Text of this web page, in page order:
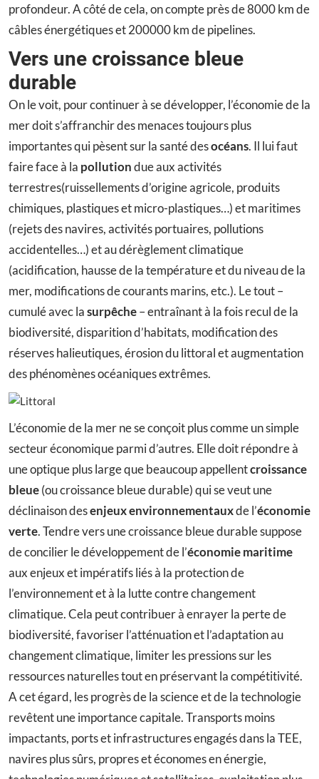
profondeur. A côté de cela, on compte près de 8000 km de
câbles énergétiques et 200000 km de pipelines.
Vers une croissance bleue
durable
On le voit, pour continuer à se développer, l’économie de la
mer doit s’affranchir des menaces toujours plus
importantes qui pèsent sur la santé desocéans. Il lui faut
faire face à la pollutiondue aux activités
terrestres(ruissellements d’origine agricole, produits
chimiques, plastiques et micro-plastiques…) et maritimes
(rejets des navires, activités portuaires, pollutions
accidentelles…) et au dérèglement climatique
(acidification, hausse de la température et du niveau de la
mer, modifications de courants marins, etc.). Le tout –
cumulé avec lasurpêche– entraînant à la fois recul de la
biodiversité, disparition d’habitats, modification des
réserves halieutiques, érosion du littoral et augmentation
des phénomènes océaniques extrêmes.
L’économie de la mer ne se conçoit plus comme un simple
secteur économique parmi d’autres. Elle doit répondre à
une optique plus large que beaucoup appellentcroissance
bleue(ou croissance bleue durable) qui se veut une
déclinaison desenjeux environnementauxde l’économie
verte. Tendre vers une croissance bleue durable suppose
de concilier le développement de l’économie maritime
aux enjeux et impératifs liés à la protection de
l’environnement et à la lutte contre changement
climatique. Cela peut contribuer à enrayer la perte de
biodiversité, favoriser l’atténuation et l’adaptation au
changement climatique, limiter les pressions sur les
ressources naturelles tout en préservant la compétitivité.
A cet égard, les progrès de la science et de la technologie
revêtent une importance capitale. Transports moins
impactants, ports et infrastructures engagés dans la TEE,
navires plus sûrs, propres et économes en énergie,